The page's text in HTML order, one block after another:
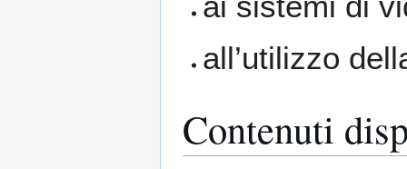
all’utilizzo
Contenuti